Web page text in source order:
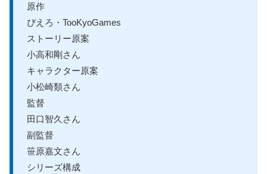
原作
ぴえろ・TooKyoGames
ストーリー原案
小高和剛さん
キャラクター原案
小松崎類さん
監督
田口智久さん
副監督
笹原嘉文さん
シリーズ構成